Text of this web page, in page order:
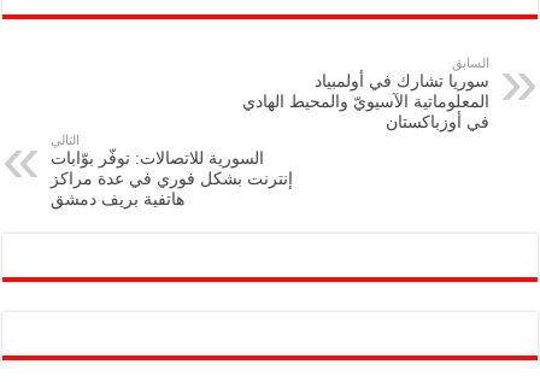
p
y
Li
n
eb
k
tt
er
nt
at
A
p
gr
ai
ar
السابق
سوريا تشارك في أولمبياد
المعلوماتية الآسيويّ والمحيط الهادي
في أوزباكستان
التالي
السورية للاتصالات: توفّر بوّابات
إنترنت بشكل فوري في عدة مراكز
‏هاتفية بريف دمشق